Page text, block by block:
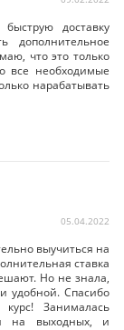
доставку
дополнительное
что это только
все необходимые
нарабатывать
05.04.2022
выучиться на
ставка
Но не знала,
удобной. Спасибо
Занималась
на выходных, и